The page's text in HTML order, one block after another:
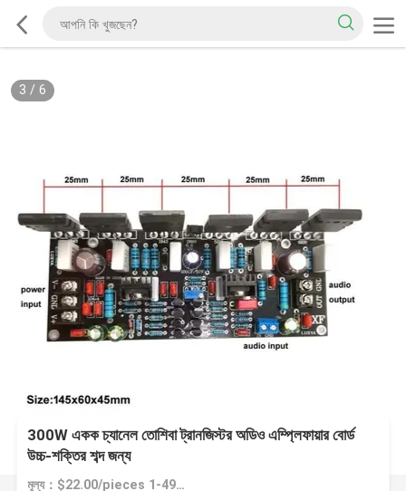
3 / 6
300W একক চ্যানেল তোশিবা ট্রানজিস্টর অডিও এম্প্লিফায়ার বোর্ড
উচ্চ-শক্তির শব্দ জন্য
মূল্য：$22.00/pieces 1-49 pieces